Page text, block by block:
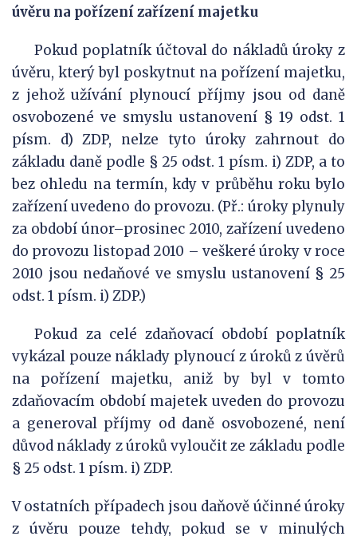
úvěru na pořízení zařízení majetku
Pokud poplatník účtoval do nákladů úroky z
úvěru, který byl poskytnut na pořízení majetku,
z jehož užívání plynoucí příjmy jsou od daně
osvobozené ve smyslu ustanovení § 19 odst. 1
písm. d) ZDP, nelze tyto úroky zahrnout do
základu daně podle § 25 odst. 1 písm. i) ZDP, a to
bez ohledu na termín, kdy v průběhu roku bylo
zařízení uvedeno do provozu. (Př.: úroky plynuly
za období únor–prosinec 2010, zařízení uvedeno
do provozu listopad 2010 – veškeré úroky v roce
2010 jsou nedaňové ve smyslu ustanovení § 25
odst. 1 písm. i) ZDP.)
Pokud za celé zdaňovací období poplatník
vykázal pouze náklady plynoucí z úroků z úvěrů
na pořízení majetku, aniž by byl v tomto
zdaňovacím období majetek uveden do provozu
a generoval příjmy od daně osvobozené, není
důvod náklady z úroků vyloučit ze základu podle
§ 25 odst. 1 písm. i) ZDP.
V ostatních případech jsou daňově účinné úroky
z úvěru pouze tehdy, pokud se v minulých